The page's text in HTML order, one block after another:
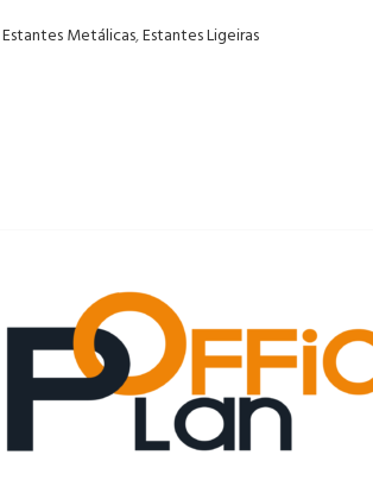
Estantes Metálicas,Estantes Ligeiras